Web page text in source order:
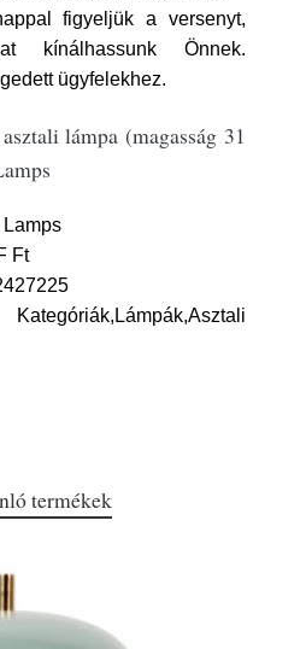
figyeljük a versenyt,
kínálhassunk Önnek.
ügyfelekhez.
lámpa (magasság 31
Lamps
Ft
termékek